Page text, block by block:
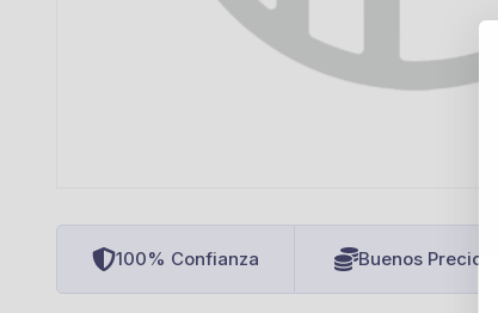
100% Confianza Buenos Precios